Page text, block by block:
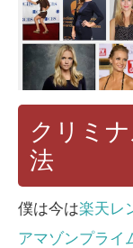
クリミ
法
僕は今は楽天レ
アマゾンプライ